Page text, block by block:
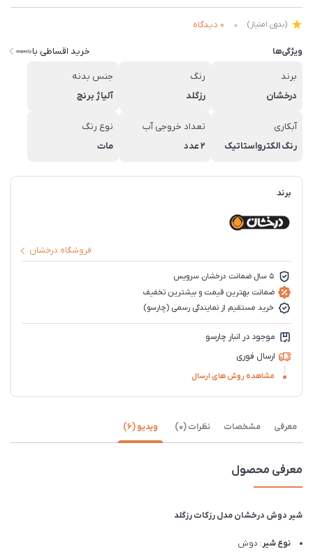
(بدون امتیاز) 0 دیدگاه
ویژگی‌ها خرید اقساطی با
برند
درخشان
رنگ
رزگلد
جنس بدنه
آلیاژ برنج
آبکاری
رنگ الکترواستاتیک
تعداد خروجی آب
2 عدد
نوع رنگ
مات
برند
فروشگاه درخشان
5 سال ضمانت درخشان سرویس
ضمانت بهترین قیمت و بیشترین تخفیف
خرید مستقیم از نمایندگی رسمی (چارسو)
موجود در انبار چارسو
ارسال فوری
مشاهده روش های ارسال
معرفی مشخصات نظرات (0) ویدیو (6)
معرفی محصول
شیر دوش درخشان مدل رزکات رزگلد
نوع شیر: دوش